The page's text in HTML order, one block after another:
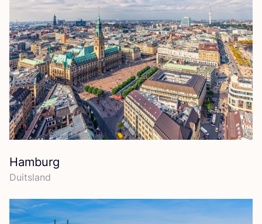
Hamburg
Duits­land